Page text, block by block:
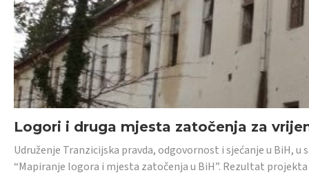
Logori i druga mjesta zatočenja za
Udruženje Tranzicijska pravda, odgovornost i sjećanje u BiH,
“Mapiranje logora i mjesta zatočenja u BiH”. Rezultat